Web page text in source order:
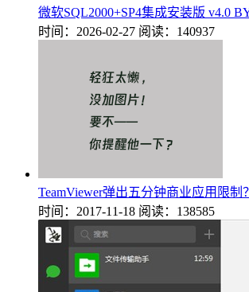
微软SQL2000+SP4集成安装版 v4.0
时间：2026-02-27 阅读：140937
TeamViewer弹出五分钟商业应用限制
时间：2017-11-18 阅读：138585